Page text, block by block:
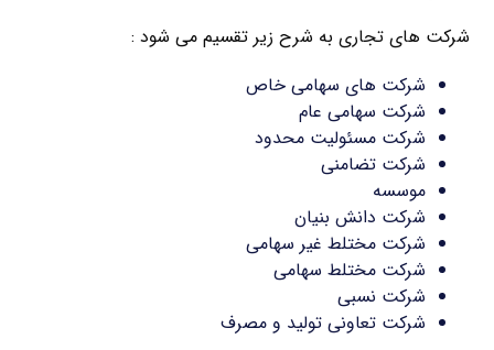
شرکت های تجاری به شرح زیر تقسیم می شود :
شرکت های سهامی خاص
شرکت سهامی عام
شرکت مسئولیت محدود
شرکت تضامنی
موسسه
شرکت دانش بنیان
شرکت مختلط غیر سهامی
شرکت مختلط سهامی
شرکت نسبی
شرکت تعاونی تولید و مصرف